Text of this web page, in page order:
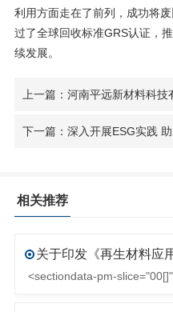
利用方面走在了前列，成功将
过了全球回收标准GRS认证，
续发展。
上一篇：河南平远新材料科
下一篇：深入开展ESG实践
相关推荐